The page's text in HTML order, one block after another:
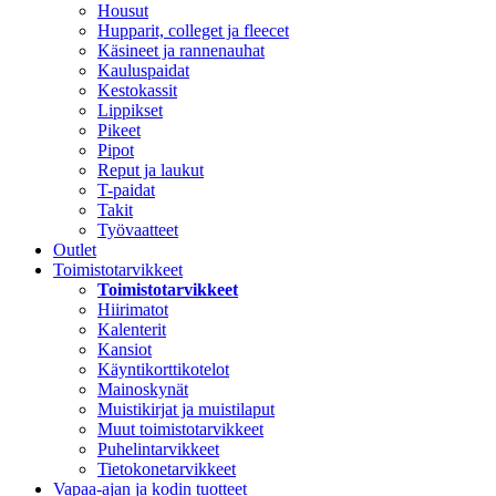
Housut
Hupparit, colleget ja fleecet
Käsineet ja rannenauhat
Kauluspaidat
Kestokassit
Lippikset
Pikeet
Pipot
Reput ja laukut
T-paidat
Takit
Työvaatteet
Outlet
Toimistotarvikkeet
Toimistotarvikkeet
Hiirimatot
Kalenterit
Kansiot
Käyntikorttikotelot
Mainoskynät
Muistikirjat ja muistilaput
Muut toimistotarvikkeet
Puhelintarvikkeet
Tietokonetarvikkeet
Vapaa-ajan ja kodin tuotteet